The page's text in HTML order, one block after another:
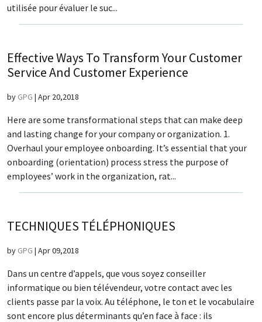
utilisée pour évaluer le suc...
Effective Ways To Transform Your Customer
Service And Customer Experience
by GPG | Apr 20,2018
Here are some transformational steps that can make deep
and lasting change for your company or organization. 1.
Overhaul your employee onboarding. It’s essential that your
onboarding (orientation) process stress the purpose of
employees’ work in the organization, rat...
TECHNIQUES TÉLÉPHONIQUES
by GPG | Apr 09,2018
Dans un centre d’appels, que vous soyez conseiller
informatique ou bien télévendeur, votre contact avec les
clients passe par la voix. Au téléphone, le ton et le vocabulaire
sont encore plus déterminants qu’en face à face : ils